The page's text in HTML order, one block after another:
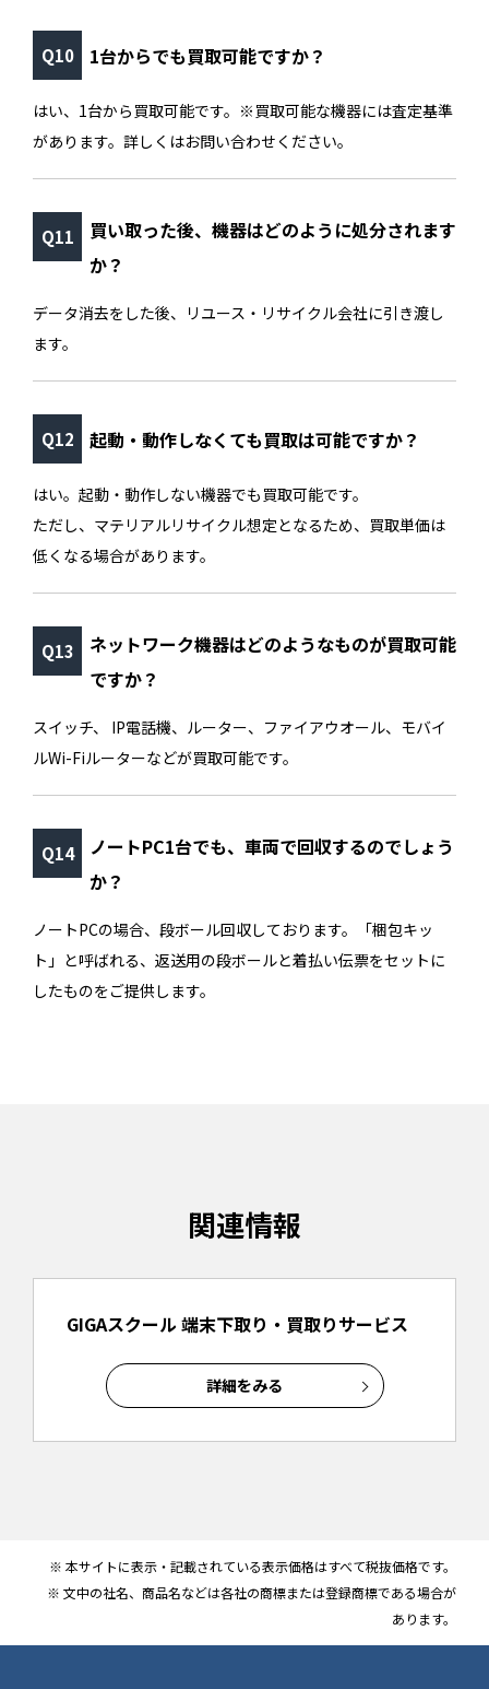
1台からでも買取可能ですか？
はい、1台から買取可能です。※買取可能な機器には査定基準
があります。詳しくはお問い合わせください。
買い取った後、機器はどのように処分されます
か？
データ消去をした後、リユース・リサイクル会社に引き渡し
ます。
起動・動作しなくても買取は可能ですか？
はい。起動・動作しない機器でも買取可能です。
ただし、マテリアルリサイクル想定となるため、買取単価は
低くなる場合があります。
ネットワーク機器はどのようなものが買取可能
ですか？
スイッチ、 IP電話機、ルーター、ファイアウオール、モバイ
ルWi-Fiルーターなどが買取可能です。
ノートPC1台でも、車両で回収するのでしょう
か？
ノートPCの場合、段ボール回収しております。「梱包キッ
ト」と呼ばれる、返送用の段ボールと着払い伝票をセットに
したものをご提供します。
関連情報
GIGAスクール 端末下取り・買取りサービス
詳細をみる
※ 本サイトに表示・記載されている表示価格はすべて税抜価格です。
※ 文中の社名、商品名などは各社の商標または登録商標である場合が
あります。